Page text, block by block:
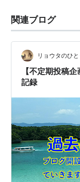
関連ブログ
リョウタのひ
【不定期投稿
記録